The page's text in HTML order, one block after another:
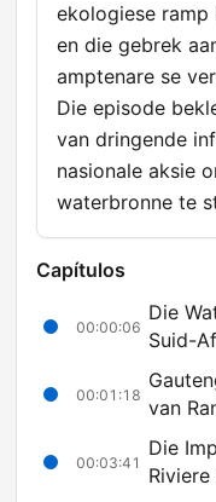
ekologiese ramp
en die gebrek
amptenare se
Die episode
van dringende
nasionale aksie
waterbronne te
Capítulos
00:00:06
Die
Suid-
00:01:18
van
00:03:41
Die